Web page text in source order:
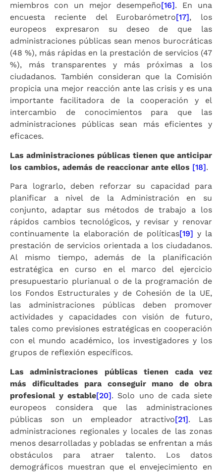
miembros con un mejor desempeño[16]. En una
encuesta reciente del Eurobarómetro[17], los
europeos expresaron su deseo de que las
administraciones públicas sean menos burocráticas
(48 %), más rápidas en la prestación de servicios (47
%), más transparentes y más próximas a los
ciudadanos. También consideran que la Comisión
propicia una mejor reacción ante las crisis y es una
importante facilitadora de la cooperación y el
intercambio de conocimientos para que las
administraciones públicas sean más eficientes y
eficaces.
Las administraciones públicas tienen que anticipar
los cambios, además de reaccionar ante ellos [18].
Para lograrlo, deben reforzar su capacidad para
planificar a nivel de la Administración en su
conjunto, adaptar sus métodos de trabajo a los
rápidos cambios tecnológicos, y revisar y renovar
continuamente la elaboración de políticas[19] y la
prestación de servicios orientada a los ciudadanos.
Al mismo tiempo, además de la planificación
estratégica en curso en el marco del ejercicio
presupuestario plurianual o de la programación de
los Fondos Estructurales y de Cohesión de la UE,
las administraciones públicas deben promover
actividades y capacidades con visión de futuro,
tales como previsiones estratégicas en cooperación
con el mundo académico, los investigadores y los
grupos de reflexión específicos.
Las administraciones públicas tienen cada vez
más dificultades para conseguir mano de obra
profesional y estable[20]. Solo uno de cada siete
europeos considera que las administraciones
públicas son un empleador atractivo[21]. Las
administraciones regionales y locales de las zonas
menos desarrolladas y pobladas se enfrentan a más
obstáculos para atraer talento. Los datos
demográficos muestran que el envejecimiento en